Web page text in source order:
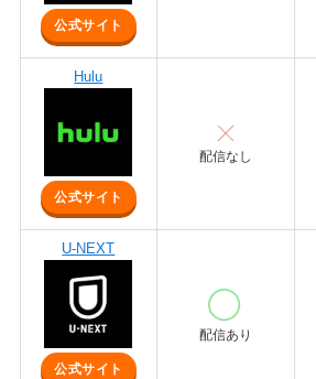
公式サイト
Hulu
公式サイト
配信なし
U-NEXT
公式サイト
配信あり